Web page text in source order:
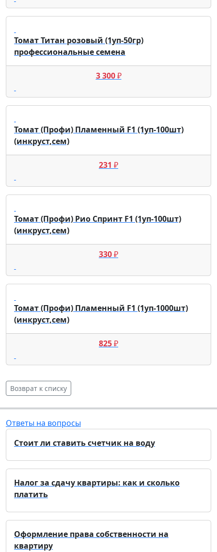
Томат Титан розовый (1уп-50гр)
профессиональные семена
3 300₽
Томат (Профи) Пламенный F1 (1уп-100шт)
(инкруст,сем)
231 ₽
Томат (Профи) Рио Спринт F1 (1уп-100шт)
(инкруст,сем)
330₽
Томат (Профи) Пламенный F1 (1уп-1000шт)
(инкруст,сем)
825₽
Возврат к списку
Ответы на вопросы
Стоит ли ставить счетчик на воду
Налог за сдачу квартиры: как и сколько
платить
Оформление права собственности на
квартиру